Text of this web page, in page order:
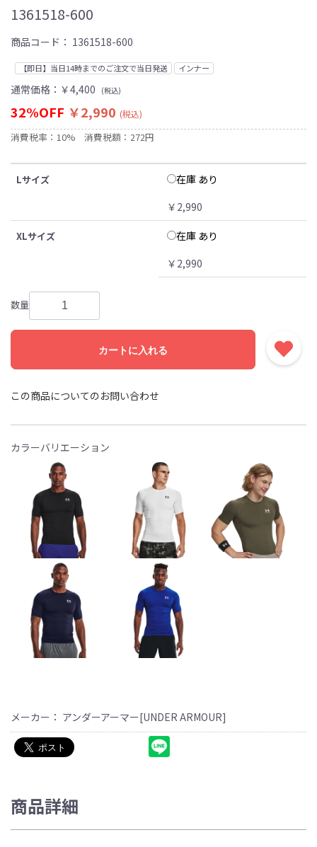
1361518-600
商品コード： 1361518-600
【即日】当日14時までのご注文で当日発送 インナー
通常価格： ￥4,400 (税込)
32%OFF ￥2,990 (税込)
消費税率：10% 消費税額：272円
Lサイズ
在庫 あり
￥2,990
XLサイズ
在庫 あり
￥2,990
数量
カートに入れる
この商品についてのお問い合わせ
カラーバリエーション
メーカー： アンダーアーマー[UNDER ARMOUR]
商品詳細